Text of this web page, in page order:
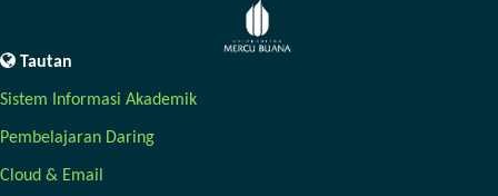
Tautan
Sistem Informasi Akademik
Pembelajaran Daring
Cloud & Email